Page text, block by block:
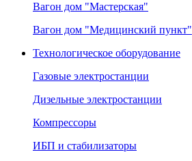
Вагон дом "Мастерская"
Вагон дом "Медицинский пункт"
Технологическое оборудование
Газовые электростанции
Дизельные электростанции
Компрессоры
ИБП и стабилизаторы